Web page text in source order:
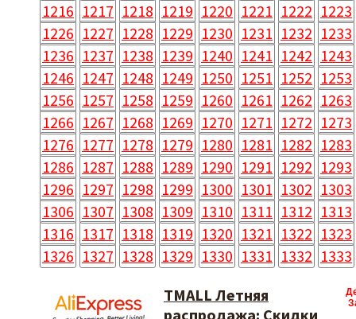
1216 1217 1218 1219 1220 1221 1222 1223
1226 1227 1228 1229 1230 1231 1232 1233
1236 1237 1238 1239 1240 1241 1242 1243
1246 1247 1248 1249 1250 1251 1252 1253
1256 1257 1258 1259 1260 1261 1262 1263
1266 1267 1268 1269 1270 1271 1272 1273
1276 1277 1278 1279 1280 1281 1282 1283
1286 1287 1288 1289 1290 1291 1292 1293
1296 1297 1298 1299 1300 1301 1302 1303
1306 1307 1308 1309 1310 1311 1312 1313
1316 1317 1318 1319 1320 1321 1322 1323
1326 1327 1328 1329 1330 1331 1332 1333
TMALL Летняя
распродажа: Скидки